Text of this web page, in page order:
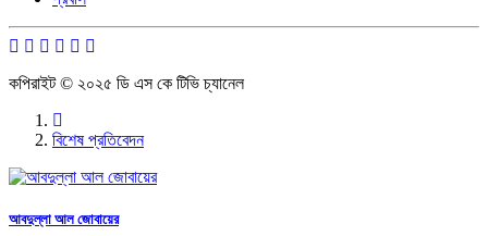
কপিরাইট © ২০২৫ ডি এস কে টিভি চ্যানেল
বিশেষ প্রতিবেদন
আবদুল্লা আল জোবায়ের